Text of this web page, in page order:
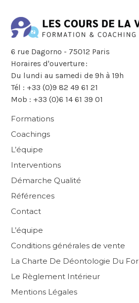
6 rue Dagorno - 75012 Paris
Horaires d'ouverture :
Du lundi au samedi de 9h à 19h
Tél : +33 (0)9 82 49 61 21
Mob : +33 (0)6 14 61 39 01
Formations
Coachings
L’équipe
Interventions
Démarche Qualité
Références
Contact
L’équipe
Conditions générales de vente
La Charte De Déontologie Du
Le Règlement Intérieur
Mentions Légales